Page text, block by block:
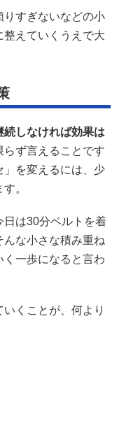
りすぎないなどの小
整えていくうえで大
続しなければ効果は
らず言えることです
」を変えるには、少
。
日は30分ベルトを着
な小さな積み重ね
く一歩になると言わ
くことが、何より